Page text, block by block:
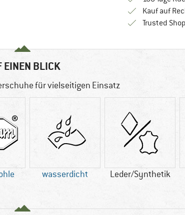
Kauf auf
Trusted
EINEN BLICK
für vielseitigen Einsatz
wasserdicht Leder/Synthetik